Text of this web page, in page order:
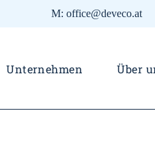
M: office@deveco.at
Unternehmen Über